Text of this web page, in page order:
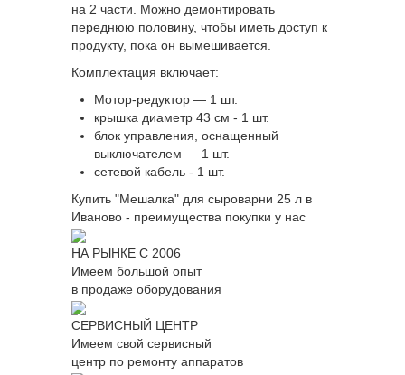
на 2 части. Можно демонтировать
переднюю половину, чтобы иметь доступ к
продукту, пока он вымешивается.
Комплектация включает:
Мотор-редуктор — 1 шт.
крышка диаметр 43 см - 1 шт.
блок управления, оснащенный
выключателем — 1 шт.
сетевой кабель - 1 шт.
Купить "Мешалка" для сыроварни 25 л в
Иваново - преимущества покупки у нас
НА РЫНКЕ С 2006
Имеем большой опыт
в продаже оборудования
СЕРВИСНЫЙ ЦЕНТР
Имеем свой сервисный
центр по ремонту аппаратов